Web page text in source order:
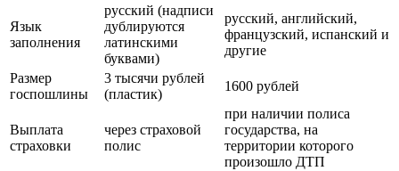
Язык
заполнения
русский (надписи
дублируются
латинскими
буквами)
русский, английский,
французский, испанский и
другие
Размер
госпошлины
3 тысячи рублей
(пластик)
1600 рублей
Выплата
страховки
через страховой
полис
при наличии полиса
государства, на
территории которого
произошло ДТП